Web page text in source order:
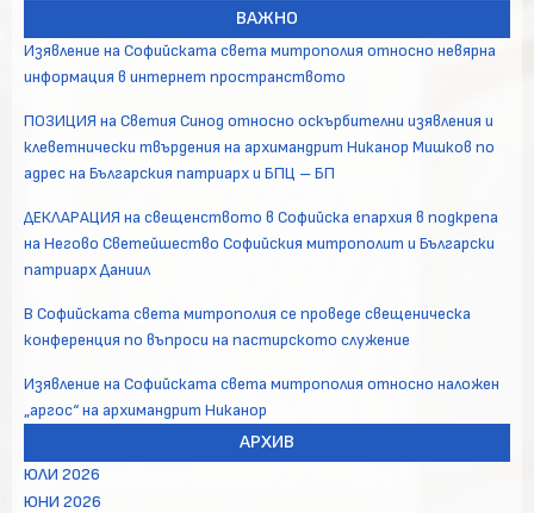
ВАЖНО
Изявление на Софийската света митрополия относно невярна
информация в интернет пространството
ПОЗИЦИЯ на Светия Синод относно оскърбителни изявления и
клеветнически твърдения на архимандрит Никанор Мишков по
адрес на Българския патриарх и БПЦ – БП
ДЕКЛАРАЦИЯ на свещенството в Софийска епархия в подкрепа
на Негово Светейшество Софийския митрополит и Български
патриарх Даниил
В Софийската света митрополия се проведе свещеническа
конференция по въпроси на пастирското служение
Изявление на Софийската света митрополия относно наложен
„аргос“ на архимандрит Никанор
АРХИВ
ЮЛИ 2026
ЮНИ 2026